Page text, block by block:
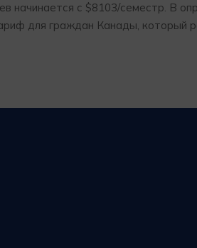
начинается с $8103/семестр. В
для граждан Канады, который